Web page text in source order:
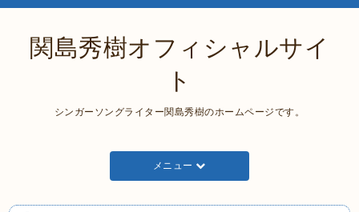
関島秀樹オフィシャルサイ
ト
シンガーソングライター関島秀樹のホームページです。
メニュー